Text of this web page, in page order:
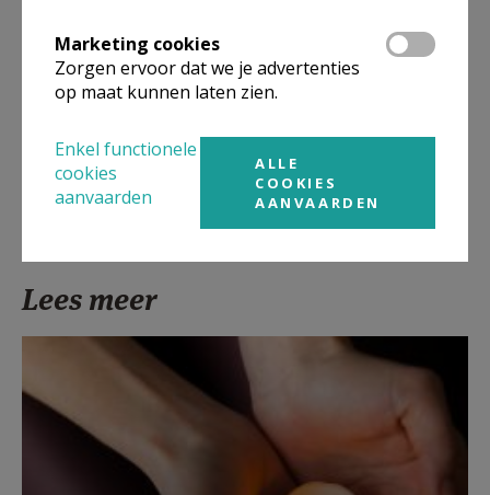
Deel dit artikel
Lees meer
Marketing cookies
Zorgen ervoor dat we je advertenties
op maat kunnen laten zien.
Enkel functionele
cookies
aanvaarden
ALLE
COOKIES
AANVAARDEN